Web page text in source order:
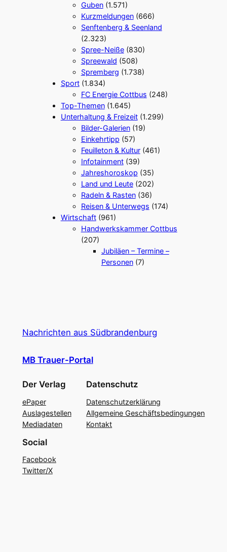
Guben(1.571)
Kurzmeldungen(666)
Senftenberg & Seenland
(2.323)
Spree-Neiße(830)
Spreewald (508)
Spremberg (1.738)
Sport(1.834)
FC Energie Cottbus (248)
Top-Themen(1.645)
Unterhaltung & Freizeit(1.299)
Bilder-Galerien(19)
Einkehrtipp (57)
Feuilleton & Kultur(461)
Infotainment(39)
Jahreshoroskop (35)
Land und Leute(202)
Radeln & Rasten(36)
Reisen & Unterwegs (174)
Wirtschaft(961)
Handwerkskammer Cottbus
(207)
Jubiläen – Termine –
Personen(7)
Nachrichten aus Südbrandenburg
MB Trauer-Portal
Der Verlag
ePaper
Auslagestellen
Mediadaten
Datenschutz
Datenschutzerklärung
Allgemeine Geschäftsbedingungen
Kontakt
Social
Facebook
Twitter/X